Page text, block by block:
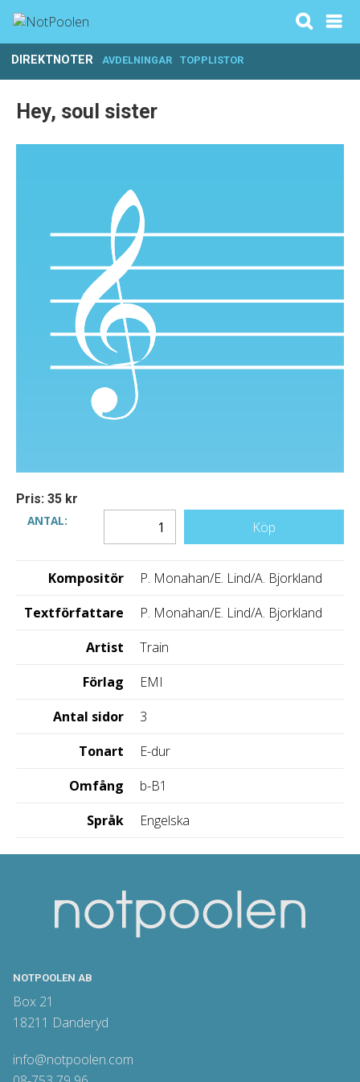
DIREKTNOTER AVDELNINGAR TOPPLISTOR
Hey, soul sister
Pris: 35 kr
ANTAL:
Köp
Kompositör
P. Monahan/E. Lind/A. Bjorkland
Textförfattare
P. Monahan/E. Lind/A. Bjorkland
Artist
Train
Förlag
EMI
Antal sidor
3
Tonart
E-dur
Omfång
b-B1
Språk
Engelska
NOTPOOLEN AB
Box 21
18211 Danderyd
info@notpoolen.com